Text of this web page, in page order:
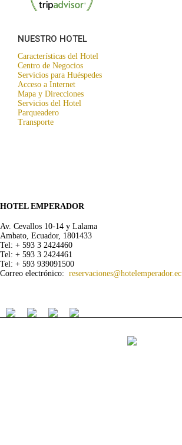
NUESTRO HOTEL
Características del Hotel
Centro de Negocios
Servicios para Huéspedes
Acceso a Internet
Mapa y Direcciones
Servicios del Hotel
Parqueadero
Transporte
HOTEL EMPERADOR
Av. Cevallos 10-14 y Lalama
Ambato, Ecuador, 1801433
Tel: + 593 3 2424460
Tel: + 593 3 2424461
Tel: + 593 939091500
Correo electrónico: reservaciones@hotelemperador.ec